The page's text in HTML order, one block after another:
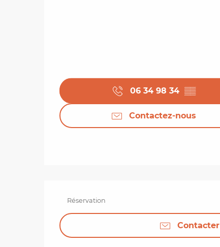
06 34 98 34 ▒▒
Contactez-nous
Réservation
Contacter